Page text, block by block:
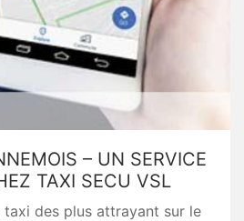
– UN SERVICE
TAXI SECU VSL
taxi des plus attrayant sur le